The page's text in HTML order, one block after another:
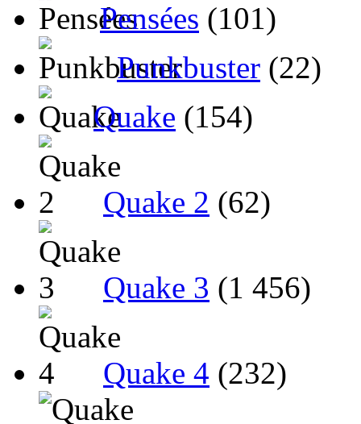
Pensées (101)
Punkbuster (22)
Quake (154)
Quake 2 (62)
Quake 3 (1 456)
Quake 4 (232)